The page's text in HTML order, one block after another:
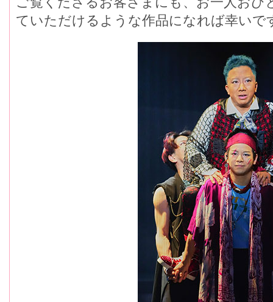
ていただけるような作品になれば幸いで